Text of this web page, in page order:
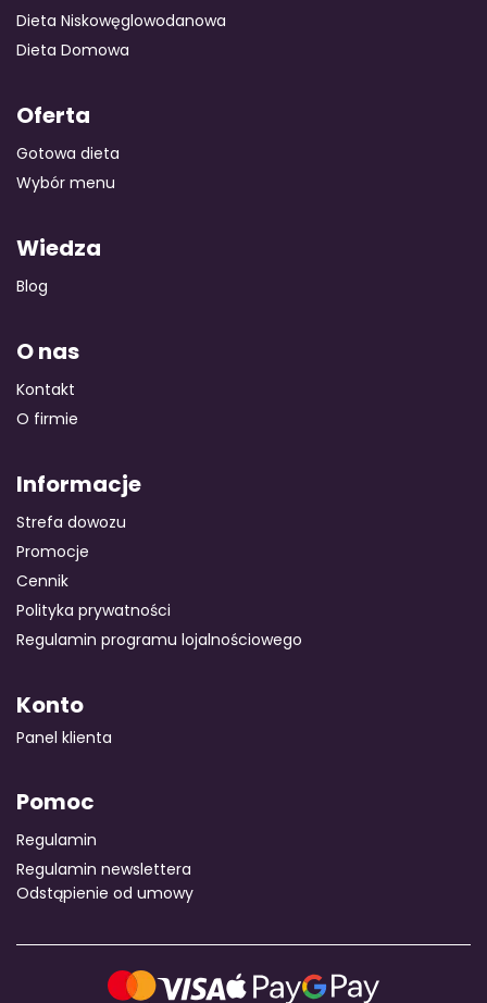
Dieta Niskowęglowodanowa
Dieta Domowa
Oferta
Gotowa dieta
Wybór menu
Wiedza
Blog
O nas
Kontakt
O firmie
Informacje
Strefa dowozu
Promocje
Cennik
Polityka prywatności
Regulamin programu lojalnościowego
Konto
Panel klienta
Pomoc
Regulamin
Regulamin newslettera
Odstąpienie od umowy